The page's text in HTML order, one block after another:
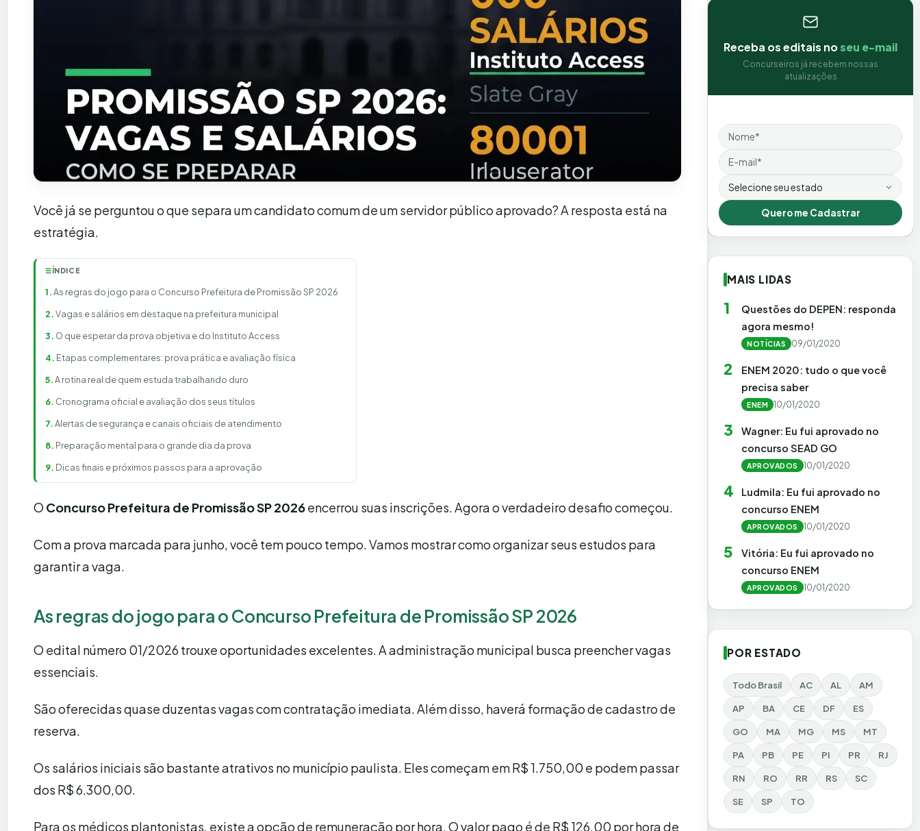
Você já se perguntou o que separa um candidato comum de um servidor público aprovado? A resposta está na
estratégia.
☰ÍNDICE
As regras do jogo para o Concurso Prefeitura de Promissão SP 2026
Vagas e salários em destaque na prefeitura municipal
O que esperar da prova objetiva e do Instituto Access
Etapas complementares: prova prática e avaliação física
A rotina real de quem estuda trabalhando duro
Cronograma oficial e avaliação dos seus títulos
Alertas de segurança e canais oficiais de atendimento
Preparação mental para o grande dia da prova
Dicas finais e próximos passos para a aprovação
O Concurso Prefeitura de Promissão SP 2026encerrou suas inscrições. Agora o verdadeiro desafio começou.
Com a prova marcada para junho, você tem pouco tempo. Vamos mostrar como organizar seus estudos para
garantir a vaga.
As regras do jogo para o Concurso Prefeitura de Promissão SP 2026
O edital número 01/2026 trouxe oportunidades excelentes. A administração municipal busca preencher vagas
essenciais.
São oferecidas quase duzentas vagas com contratação imediata. Além disso, haverá formação de cadastro de
reserva.
Os salários iniciais são bastante atrativos no município paulista. Eles começam em R$ 1.750,00 e podem passar
dos R$ 6.300,00.
Para os médicos plantonistas, existe a opção de remuneração por hora. O valor pago é de R$ 126,00 por hora de
Receba os editais noseu e-mail
Concurseiros já recebem nossas
atualizações
Nome
Email
Estado
Quero me Cadastrar
MAIS LIDAS
1
Questões do DEPEN: responda
agora mesmo!
NOTÍCIAS 09/01/2020
2
ENEM 2020: tudo o que você
precisa saber
ENEM 10/01/2020
3
Wagner: Eu fui aprovado no
concurso SEAD GO
APROVADOS 10/01/2020
4
Ludmila: Eu fui aprovado no
concurso ENEM
APROVADOS 10/01/2020
5
Vitória: Eu fui aprovado no
concurso ENEM
APROVADOS 10/01/2020
POR ESTADO
Todo Brasil AC AL AM
AP BA CE DF ES
GO MA MG MS MT
PA PB PE PI PR RJ
RN RO RR RS SC
SE SP TO